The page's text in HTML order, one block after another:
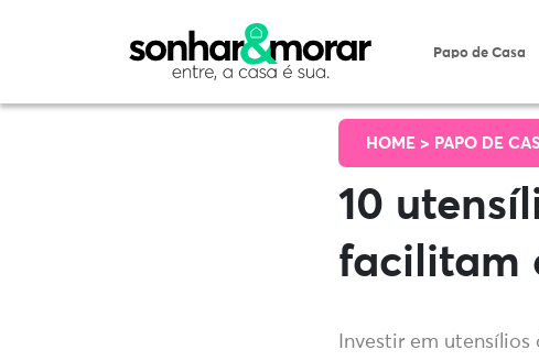
Papo de Casa
HOME > PAPO DE
10
facilitam
Investir em